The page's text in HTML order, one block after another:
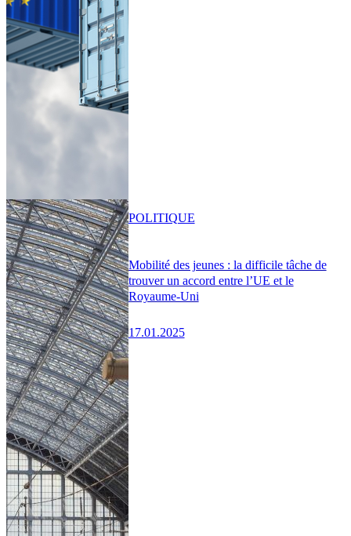
Mobilité des jeunes : la difficile tâche de
trouver un accord entre l’UE et le
Royaume-Uni
17.01.2025
POLITIQUE